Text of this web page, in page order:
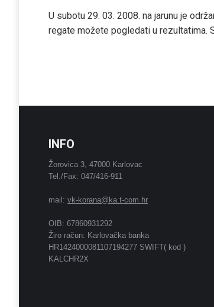
U subotu 29. 03. 2008. na jarunu je
regate možete pogledati u rezultatima.
INFO
Žorovica 3, 47000 Karlovac
Tel./Fax: 047/416-911
mail: vk-korana@ka.t-com.hr
OIB: 67860931292
Žiro račun: Karlovačka banka
HR1424000081107194277 SWIFT( kod )
KALCHR2X